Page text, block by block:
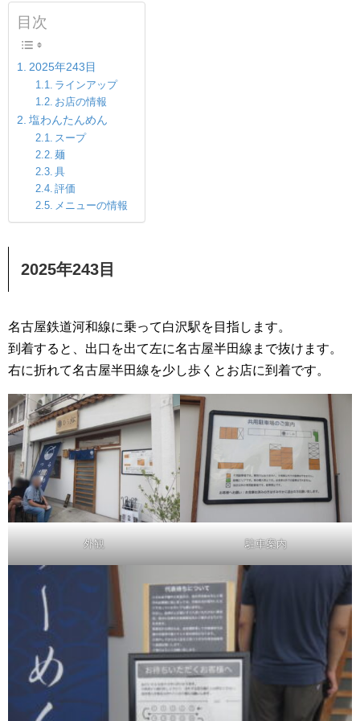
目次
2025年243目
ラインアップ
お店の情報
塩わんたんめん
スープ
麺
具
評価
メニューの情報
2025年243目
名古屋鉄道河和線に乗って白沢駅を目指します。
到着すると、出口を出て左に名古屋半田線まで抜けます。
右に折れて名古屋半田線を少し歩くとお店に到着です。
外観 駐車案内